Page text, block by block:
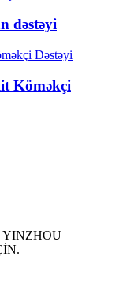
dəstəyi
Köməkçi
YINZHOU